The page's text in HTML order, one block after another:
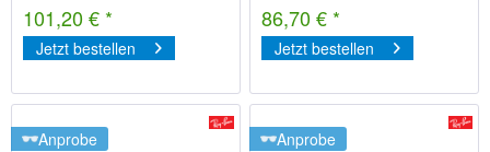
101,20 € *
Jetzt bestellen
86,70 € *
Jetzt bestellen
Anprobe Anprobe